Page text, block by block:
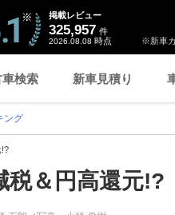
※新車
掲載レビュー
325,957 件
2026.08.08 時点
検索 新車見積り
ング
!?
＆円高還元!?